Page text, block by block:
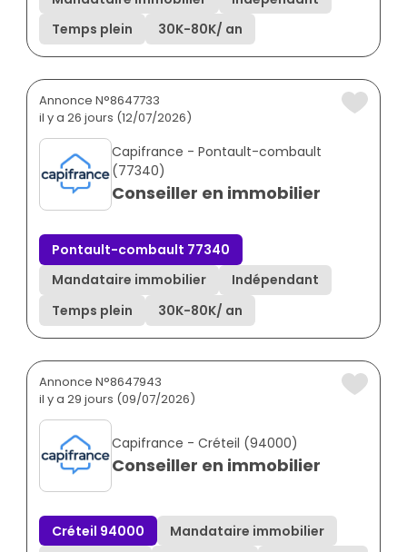
Temps plein
30K-80K/ an
Annonce N°8647733
il y a 26 jours (12/07/2026)
Capifrance - Pontault-combault
(77340)
Conseiller en immobilier
Pontault-combault 77340
Mandataire immobilier
Indépendant
Temps plein
30K-80K/ an
Annonce N°8647943
il y a 29 jours (09/07/2026)
Capifrance - Créteil (94000)
Conseiller en immobilier
Créteil 94000 Mandataire immobilier